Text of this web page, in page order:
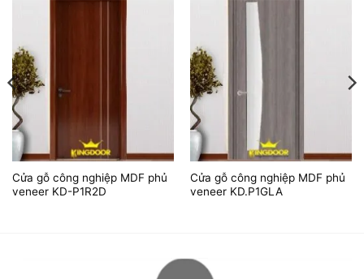
Cửa gỗ công nghiệp MDF phủ
veneer KD-P1R2D
Cửa gỗ công nghiệp MDF phủ
veneer KD.P1GLA